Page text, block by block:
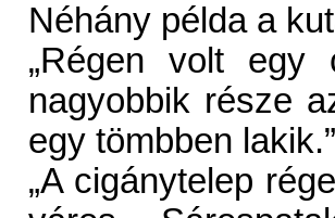
Néhány példa a
„Régen volt egy
nagyobbik része
egy tömbben lakik.”
„A cigánytelep